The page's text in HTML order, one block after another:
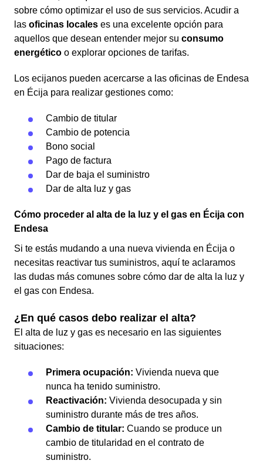
sobre cómo optimizar el uso de sus servicios. Acudir a
las oficinas locales es una excelente opción para
aquellos que desean entender mejor su consumo
energético o explorar opciones de tarifas.
Los ecijanos pueden acercarse a las oficinas de Endesa
en Écija para realizar gestiones como:
Cambio de titular
Cambio de potencia
Bono social
Pago de factura
Dar de baja el suministro
Dar de alta luz y gas
Cómo proceder al alta de la luz y el gas en Écija con
Endesa
Si te estás mudando a una nueva vivienda en Écija o
necesitas reactivar tus suministros, aquí te aclaramos
las dudas más comunes sobre cómo dar de alta la luz y
el gas con Endesa.
¿En qué casos debo realizar el alta?
El alta de luz y gas es necesario en las siguientes
situaciones:
Primera ocupación: Vivienda nueva que
nunca ha tenido suministro.
Reactivación: Vivienda desocupada y sin
suministro durante más de tres años.
Cambio de titular: Cuando se produce un
cambio de titularidad en el contrato de
suministro.